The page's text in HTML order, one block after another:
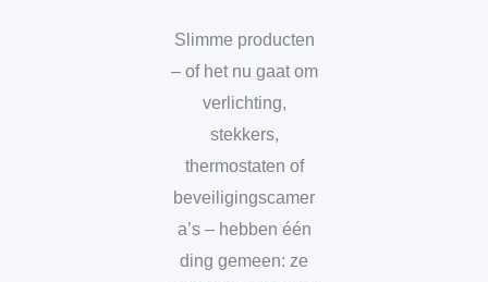
Slimme producten
– of het nu gaat om
verlichting,
stekkers,
thermostaten of
beveiligingscamer
a’s – hebben één
ding gemeen: ze